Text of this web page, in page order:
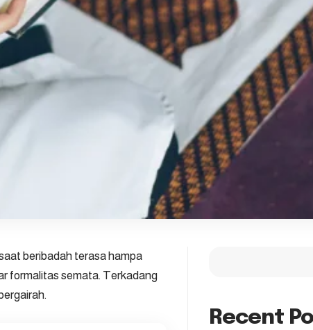
beribadah terasa hampa
formalitas semata. Terkadang
Recent